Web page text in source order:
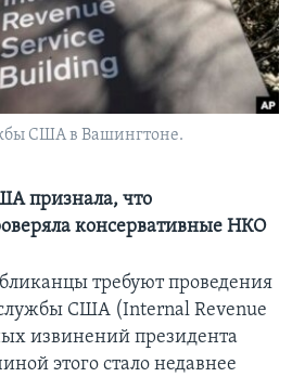
США в Вашингтоне.
признала, что
консервативные НКО
требуют проведения
США (Internal Revenue
извинений президента
этого стало недавнее